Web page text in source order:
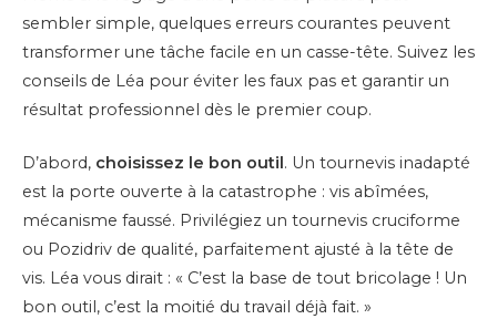
sembler simple, quelques erreurs courantes peuvent
transformer une tâche facile en un casse-tête. Suivez les
conseils de Léa pour éviter les faux pas et garantir un
résultat professionnel dès le premier coup.
D’abord, choisissez le bon outil. Un tournevis inadapté
est la porte ouverte à la catastrophe : vis abîmées,
mécanisme faussé. Privilégiez un tournevis cruciforme
ou Pozidriv de qualité, parfaitement ajusté à la tête de
vis. Léa vous dirait : « C’est la base de tout bricolage ! Un
bon outil, c’est la moitié du travail déjà fait. »